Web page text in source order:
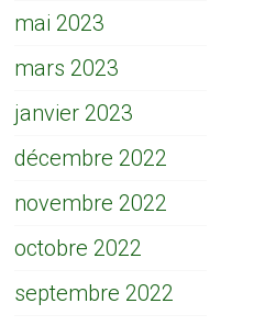
mai 2023
mars 2023
janvier 2023
décembre 2022
novembre 2022
octobre 2022
septembre 2022